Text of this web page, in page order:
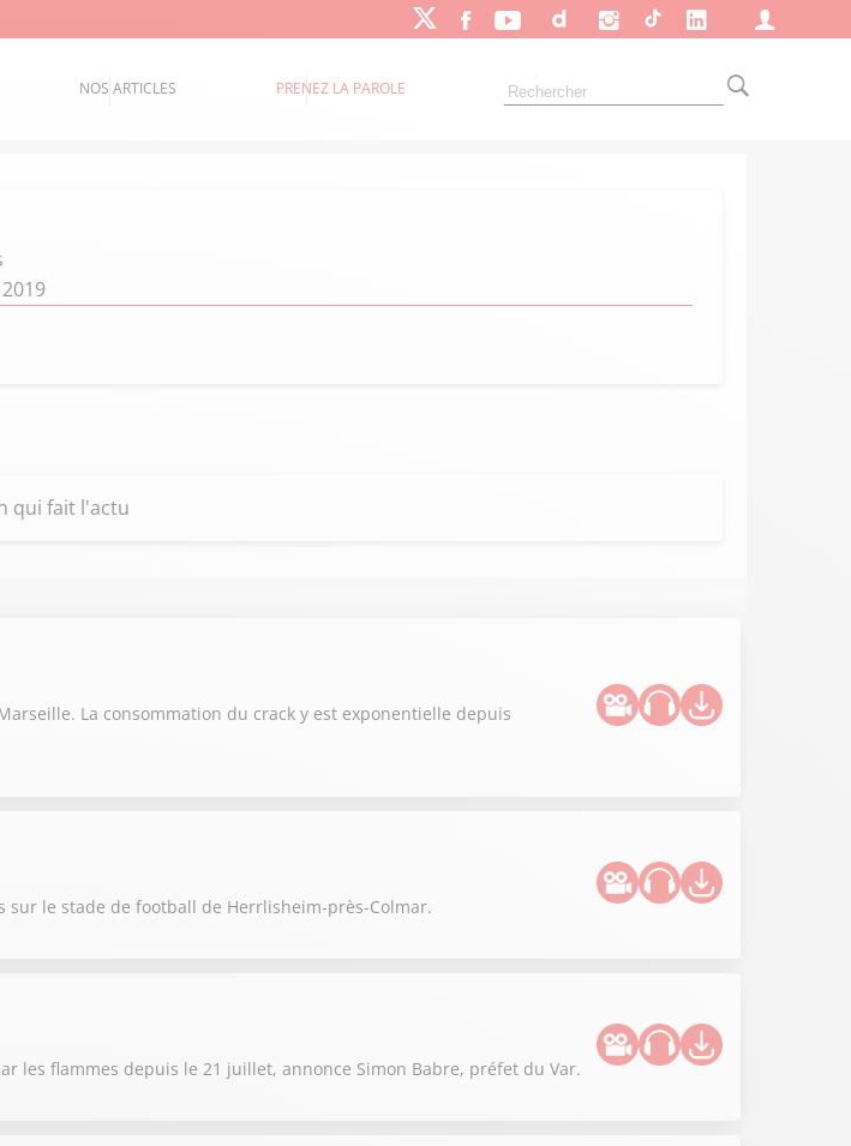
NOS ARTICLES PRENEZ LA PAROLE
qui fait l'actu
La consommation du crack y est exponentielle depuis
sur le stade de football de Herrlisheim-près-Colmar.
les flammes depuis le 21 juillet, annonce Simon Babre, préfet du Var.